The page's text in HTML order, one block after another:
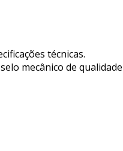
técnicas.
mecânico de qualidade